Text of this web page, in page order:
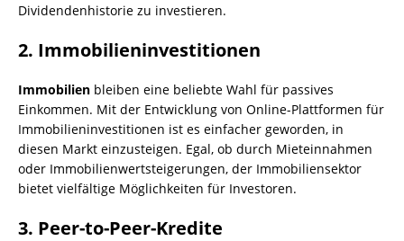
Dividendenhistorie zu investieren.
2. Immobilieninvestitionen
Immobilien bleiben eine beliebte Wahl für passives
Einkommen. Mit der Entwicklung von Online-Plattformen für
Immobilieninvestitionen ist es einfacher geworden, in
diesen Markt einzusteigen. Egal, ob durch Mieteinnahmen
oder Immobilienwertsteigerungen, der Immobiliensektor
bietet vielfältige Möglichkeiten für Investoren.
3. Peer-to-Peer-Kredite